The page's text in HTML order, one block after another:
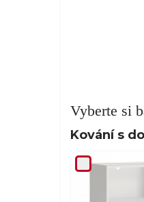
Vyberte si
Kování s